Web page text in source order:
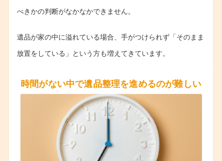
べきかの判断がなかなかできません。
遺品が家の中に溢れている場合、手がつけられず「そのまま
放置をしている」という方も増えてきています。
時間がない中で遺品整理を進めるのが難しい